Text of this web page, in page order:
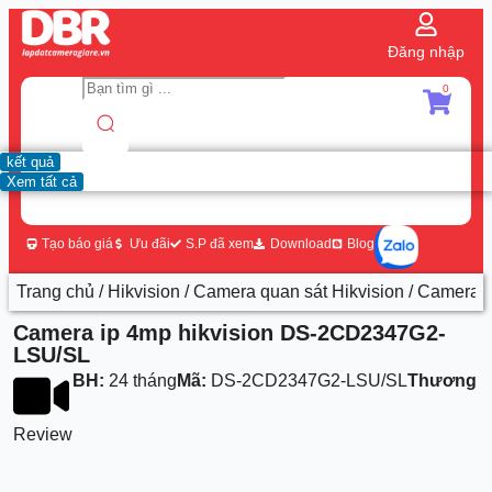
Đăng nhập
kết quả
Xem tất cả
0
Tạo báo giá Ưu đãi S.P đã xem Download Blog
Trang chủ / Hikvision /Camera quan sát Hikvision / Camera
Camera ip 4mp hikvision DS-2CD2347G2-
LSU/SL
Review
BH: 24 tháng Mã: DS-2CD2347G2-LSU/SLThương